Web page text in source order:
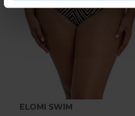
ELOMI SWIM